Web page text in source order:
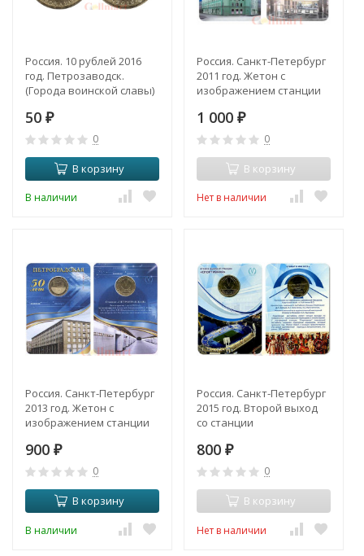
Россия. 10 рублей 2016
год. Петрозаводск.
(Города воинской славы)
50 ₽
0
В корзину
В наличии
Россия. Санкт-Петербург
2011 год. Жетон с
изображением станции
«Адмиралтейская».
1 000 ₽
0
В корзину
Нет в наличии
Россия. Санкт-Петербург
2013 год. Жетон с
изображением станции
50 лет.
900 ₽
0
В корзину
В наличии
Россия. Санкт-Петербург
2015 год. Второй выход
со станции
800 ₽
0
В корзину
Нет в наличии